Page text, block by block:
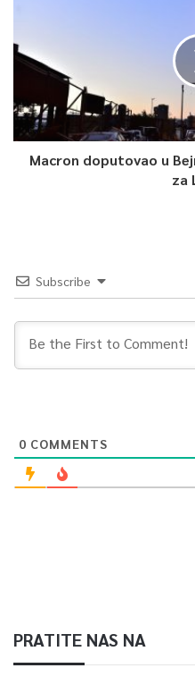
Macron doputovao u
za
Subscribe
0 COMMENTS
PRATITE NAS NA